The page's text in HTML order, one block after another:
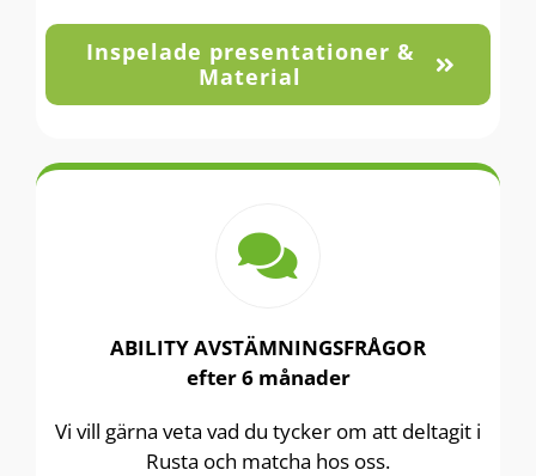
Inspelade presentationer &
Material
ABILITY AVSTÄMNINGSFRÅGOR
efter 6 månader
Vi vill gärna veta vad du tycker om att deltagit i
Rusta och matcha hos oss.